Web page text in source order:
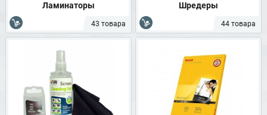
Ламинаторы
43 товара
Шредеры
44 товара